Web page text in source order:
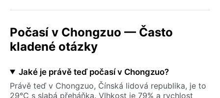
Počasí v Chongzuo — Často
kladené otázky
Jaké je právě teď počasí v Chongzuo?
Právě teď v Chongzuo, Čínská lidová republika, je to
29°C s slabá přeháňka. Vlhkost je 79% a rychlost